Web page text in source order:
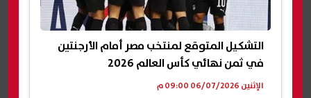
التشكيل المتوقع لمنتخب مصر أمام الأرجنتين
في ثمن نهائي كأس العالم 2026
الإثنين 06/07/2026 09:00 م